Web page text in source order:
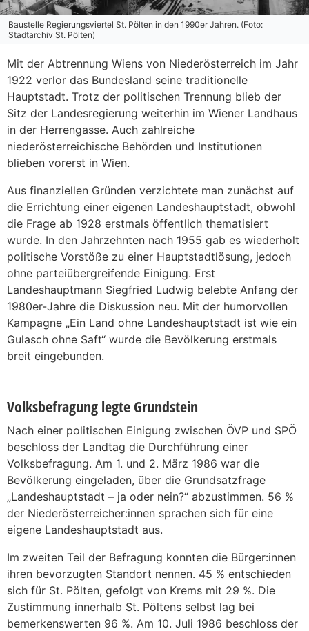
Baustelle Regierungsviertel St. Pölten in den 1990er Jahren. (Foto:
Stadtarchiv St. Pölten)
Mit der Abtrennung Wiens von Niederösterreich im Jahr
1922 verlor das Bundesland seine traditionelle
Hauptstadt. Trotz der politischen Trennung blieb der
Sitz der Landesregierung weiterhin im Wiener Landhaus
in der Herrengasse. Auch zahlreiche
niederösterreichische Behörden und Institutionen
blieben vorerst in Wien.
Aus finanziellen Gründen verzichtete man zunächst auf
die Errichtung einer eigenen Landeshauptstadt, obwohl
die Frage ab 1928 erstmals öffentlich thematisiert
wurde. In den Jahrzehnten nach 1955 gab es wiederholt
politische Vorstöße zu einer Hauptstadtlösung, jedoch
ohne parteiübergreifende Einigung. Erst
Landeshauptmann Siegfried Ludwig belebte Anfang der
1980er-Jahre die Diskussion neu. Mit der humorvollen
Kampagne „Ein Land ohne Landeshauptstadt ist wie ein
Gulasch ohne Saft“ wurde die Bevölkerung erstmals
breit eingebunden.
Volksbefragung legte Grundstein
Nach einer politischen Einigung zwischen ÖVP und SPÖ
beschloss der Landtag die Durchführung einer
Volksbefragung. Am 1. und 2. März 1986 war die
Bevölkerung eingeladen, über die Grundsatzfrage
„Landeshauptstadt – ja oder nein?“ abzustimmen. 56 %
der Niederösterreicher:innen sprachen sich für eine
eigene Landeshauptstadt aus.
Im zweiten Teil der Befragung konnten die Bürger:innen
ihren bevorzugten Standort nennen. 45 % entschieden
sich für St. Pölten, gefolgt von Krems mit 29 %. Die
Zustimmung innerhalb St. Pöltens selbst lag bei
bemerkenswerten 96 %. Am 10. Juli 1986 beschloss der